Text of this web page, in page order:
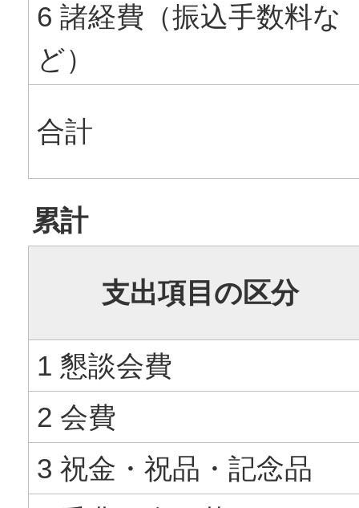
6 諸経費（振込手数料な
ど）
合計
累計
支出項目の区分
1 懇談会費
2 会費
3 祝金・祝品・記念品